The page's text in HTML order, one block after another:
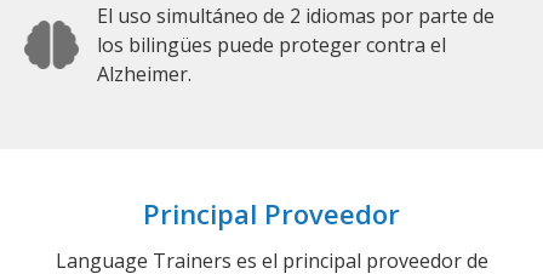
El uso simultáneo de 2 idiomas por parte de
los bilingües puede proteger contra el
Alzheimer.
Principal Proveedor
Language Trainers es el principal proveedor de